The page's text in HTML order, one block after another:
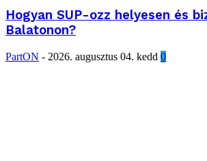
Hogyan SUP-ozz helyesen és
Balatonon?
PartON - 2026. augusztus 04. kedd 0